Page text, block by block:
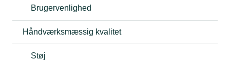
Brugervenlighed
Håndværksmæssig kvalitet
Støj